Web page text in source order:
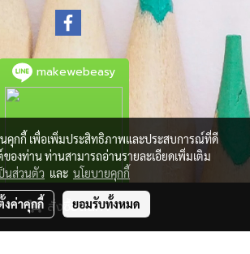
สั่งซื้อสินค้า
makewebeasy
นคุกกี้ เพื่อเพิ่มประสิทธิภาพและประสบการณ์ที่ดี
ของท่าน ท่านสามารถอ่านรายละเอียดเพิ่มเติม
นส่วนตัว และ นโยบายคุกกี้
งค่าคุกกี้ ยอมรับทั้งหมด